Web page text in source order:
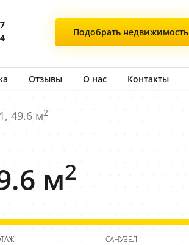
Подобрать недвижимость
Отзывы О нас Контакты
49.6 м2
м2
CАНУЗЕЛ